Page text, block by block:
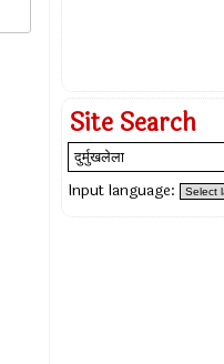
Site Search
Input language: